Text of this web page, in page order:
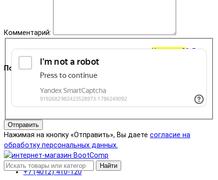
Корзина 00 ₽
Поддержка
+7 (4012) 410-120
Комментарий:
Отправить
Нажимая на кнопку «Отправить», Вы даете согласие на
обработку персональных данных.
Найти